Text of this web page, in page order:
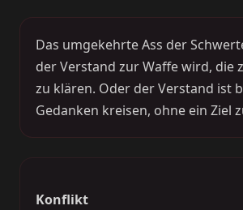
Das umgekehrte Ass der
der Verstand zur Waffe wird, die
zu klären. Oder der Verstand ist
Gedanken kreisen, ohne ein Ziel
Konflikt